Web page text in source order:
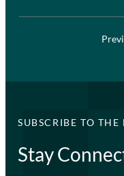
SUBSCRIBE TO
Stay